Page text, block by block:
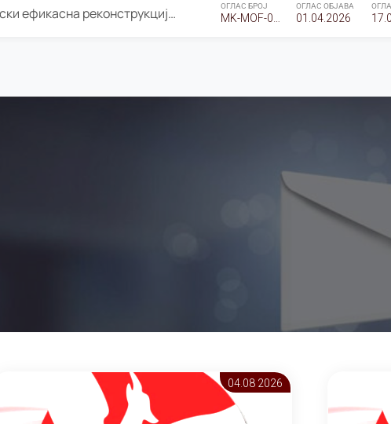
Оглас за Барање понуди за “Енергетски ефикасна реконструкција на објектот ООУ „Св. Кирил и Методиј" ОГЛАС БРОЈ ОГЛАС ОБЈАВА
01.04.2026
04.08 2026